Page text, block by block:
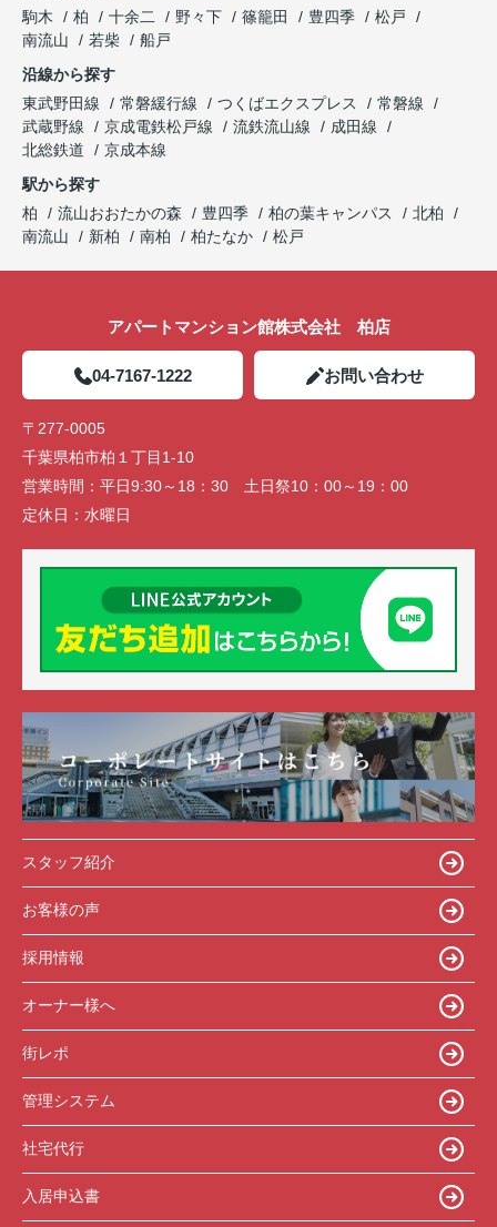
ぞ♪
駒木
柏 十余二 野々下 篠籠田 豊四季
松戸
南流山
若柴
船戸
沿線から探す
東武野田線
常磐緩行線 つくばエクスプレス
常磐線
武蔵野線
京成電鉄松戸線 流鉄流山線
成田線
北総鉄道
京成本線
駅から探す
柏
流山おおたかの森 豊四季 柏の葉キャンパス
北柏
南流山
新柏 南柏 柏たなか 松戸
アパートマンション館株式会社 柏店
04-7167-1222 お問い合わせ
〒277-0005
千葉県柏市柏１丁目1-10
営業時間： 平日9:30～18：30 土日祭10：00～19：00
定休日： 水曜日
スタッフ紹介
お客様の声
採用情報
オーナー様へ
街レポ
管理システム
社宅代行
入居申込書